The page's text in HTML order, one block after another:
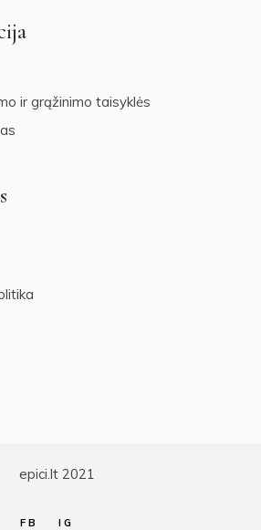
ir grąžinimo taisyklės
epici.lt 2021
FB IG